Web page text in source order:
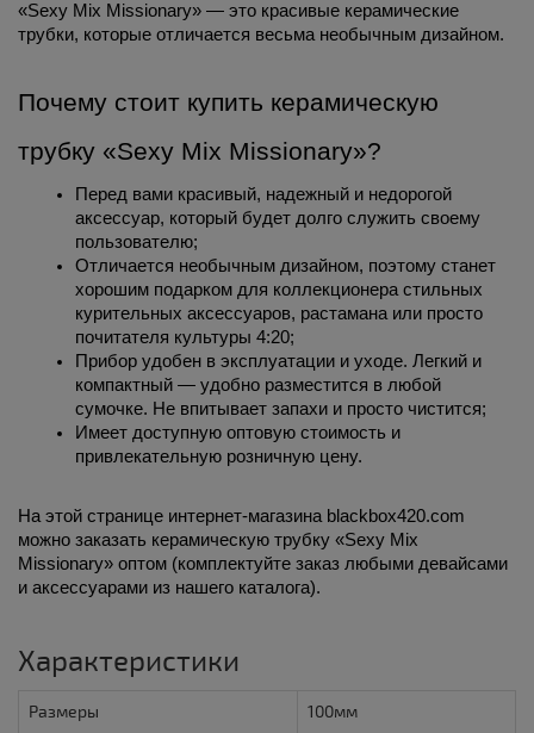
«Sexy Mix Missionary» — это красивые керамические
трубки, которые отличается весьма необычным дизайном.
Почему стоит купить керамическую
трубку «Sexy Mix Missionary»?
Перед вами красивый, надежный и недорогой
аксессуар, который будет долго служить своему
пользователю;
Отличается необычным дизайном, поэтому станет
хорошим подарком для коллекционера стильных
курительных аксессуаров, растамана или просто
почитателя культуры 4:20;
Прибор удобен в эксплуатации и уходе. Легкий и
компактный — удобно разместится в любой
сумочке. Не впитывает запахи и просто чистится;
Имеет доступную оптовую стоимость и
привлекательную розничную цену.
На этой странице интернет-магазина blackbox420.com
можно заказать керамическую трубку «Sexy Mix
Missionary» оптом (комплектуйте заказ любыми девайсами
и аксессуарами из нашего каталога).
Характеристики
Размеры 100мм